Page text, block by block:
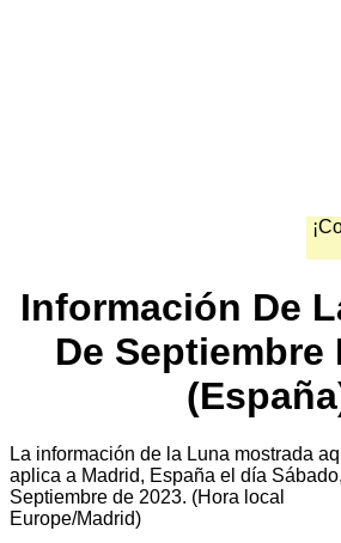
Información De
De Septiembre
La información de la Luna mostrada
aplica a Madrid, España el día
Septiembre de 2023. (Hora local
Europe/Madrid)